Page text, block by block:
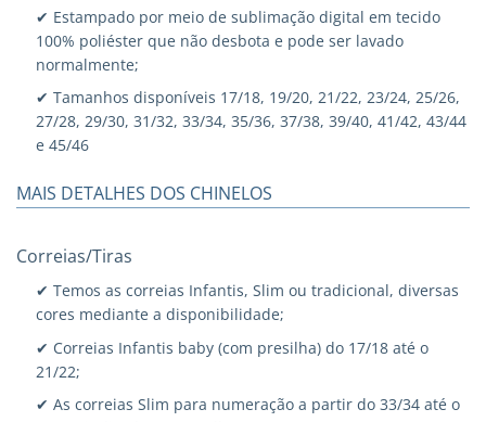
✔ Estampado por meio de sublimação digital em tecido
100% poliéster que não desbota e pode ser lavado
normalmente;
✔ Tamanhos disponíveis 17/18, 19/20, 21/22, 23/24, 25/26,
27/28, 29/30, 31/32, 33/34, 35/36, 37/38, 39/40, 41/42, 43/44
e 45/46
MAIS DETALHES DOS CHINELOS
Correias/Tiras
✔ Temos as correias Infantis, Slim ou tradicional, diversas
cores mediante a disponibilidade;
✔ Correias Infantis baby (com presilha) do 17/18 até o
21/22;
✔ As correias Slim para numeração a partir do 33/34 até o